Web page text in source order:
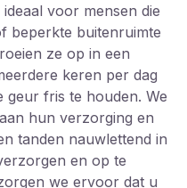
voor mensen die
beperkte buitenruimte
ze op in een
keren per dag
geur fris te houden. We
hun verzorging en
tanden nauwlettend in
en op te
we ervoor dat u